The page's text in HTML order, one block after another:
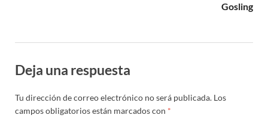
Gosling
Deja una respuesta
Tu dirección de correo electrónico no será publicada. Los
campos obligatorios están marcados con *